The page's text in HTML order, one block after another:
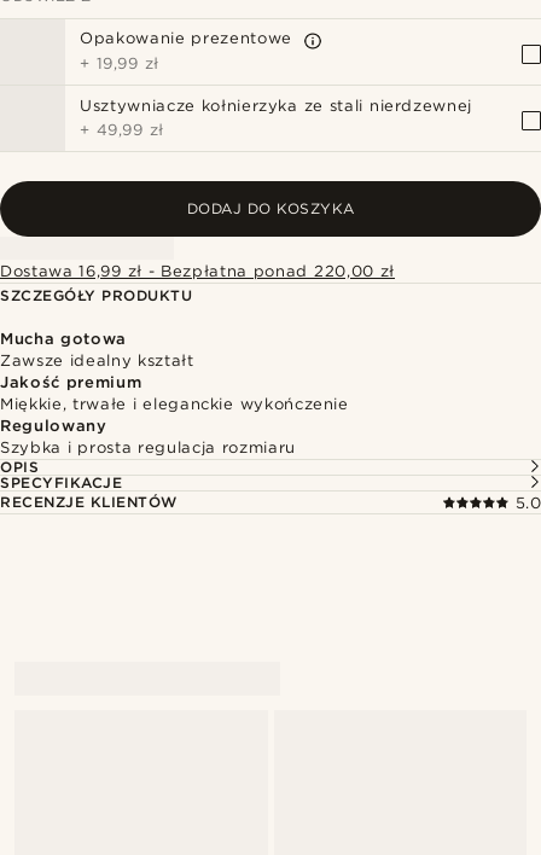
Opakowanie prezentowe
+ 19,99 zł
Usztywniacze kołnierzyka ze stali nierdzewnej
+ 49,99 zł
DODAJ DO KOSZYKA
Dostawa 16,99 zł - Bezpłatna ponad 220,00 zł
SZCZEGÓŁY PRODUKTU
Mucha gotowa
Zawsze idealny kształt
Jakość premium
Miękkie, trwałe i eleganckie wykończenie
Regulowany
Szybka i prosta regulacja rozmiaru
OPIS
SPECYFIKACJE
RECENZJE KLIENTÓW
5.0